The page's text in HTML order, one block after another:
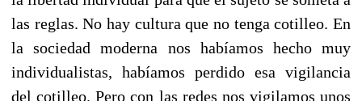
las reglas. No hay cultura que no tenga cotilleo. En
la sociedad moderna nos habíamos hecho muy
individualistas, habíamos perdido esa vigilancia
del cotilleo. Pero con las redes nos vigilamos unos